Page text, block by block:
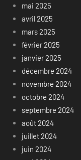
mai 2025
avril 2025
mars 2025
février 2025
janvier 2025
décembre 2024
novembre 2024
octobre 2024
septembre 2024
août 2024
juillet 2024
juin 2024